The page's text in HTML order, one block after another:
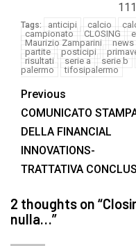
Tags: anticipi calcio
campionato
CLOSING
Maurizio Zamparini
news
partite
posticipi
risultati
serie a serie b
palermo
tifosipalermo
Previous
COMUNICATO
DELLA FINANCIAL
INNOVATIONS-
TRATTATIVA
2 thoughts on “
nulla…”